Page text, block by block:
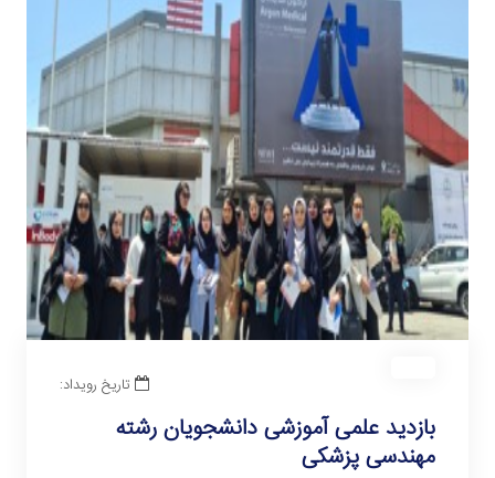
تاریخ رویداد:
بازدید علمی آموزشی دانشجویان رشته
مهندسی پزشکی